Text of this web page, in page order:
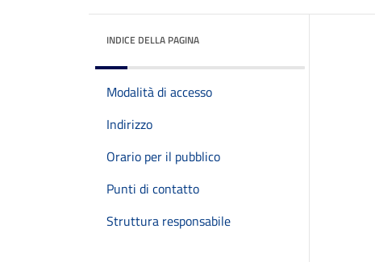
INDICE DELLA PAGINA
Modalità di accesso
Indirizzo
Orario per il pubblico
Punti di contatto
Struttura responsabile